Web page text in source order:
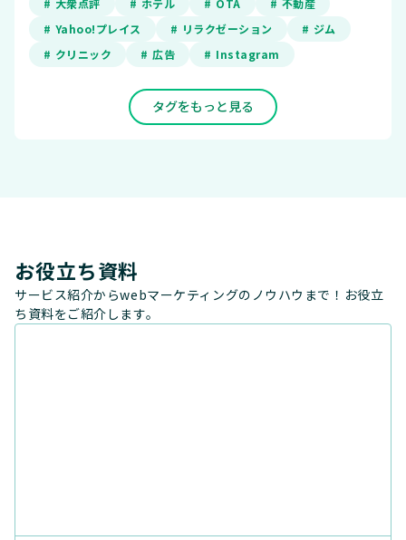
# Yahoo!プレイス
# リラクゼーション
# ジム
# クリニック
# 広告 # Instagram
タグをもっと見る
お役立ち資料
サービス紹介からwebマーケティングのノウハウまで！お役立
ち資料をご紹介します。